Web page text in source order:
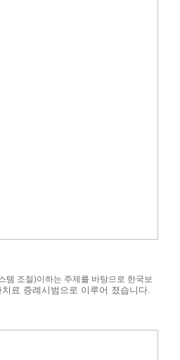
조절)이하는 주제를 바탕으로 한국보
료 증례시범으로 이루어 졌습니다.